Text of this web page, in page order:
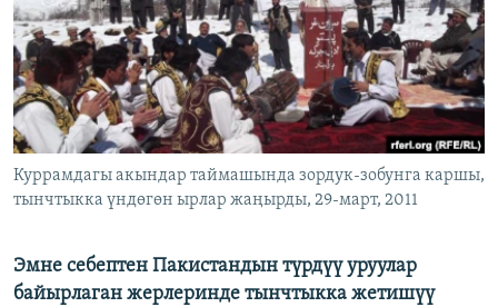
ЫҢГАЙСЫЗ СУРООЛОР
ЭЕ/АРнун бардык сайттары
Куррамдагы акындар таймашында зордук-зобунга каршы,
тынчтыкка үндөгөн ырлар жаңырды, 29-март, 2011
Эмне себептен Пакистандын түрдүү уруулар
байырлаган жерлеринде тынчтыкка жетишүү